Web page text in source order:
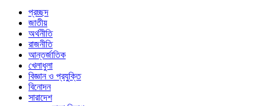
প্রচ্ছদ
জাতীয়
অর্থনীতি
রাজনীতি
আন্তর্জাতিক
খেলাধুলা
বিজ্ঞান ও প্রযুক্তি
বিনোদন
সারাদেশ